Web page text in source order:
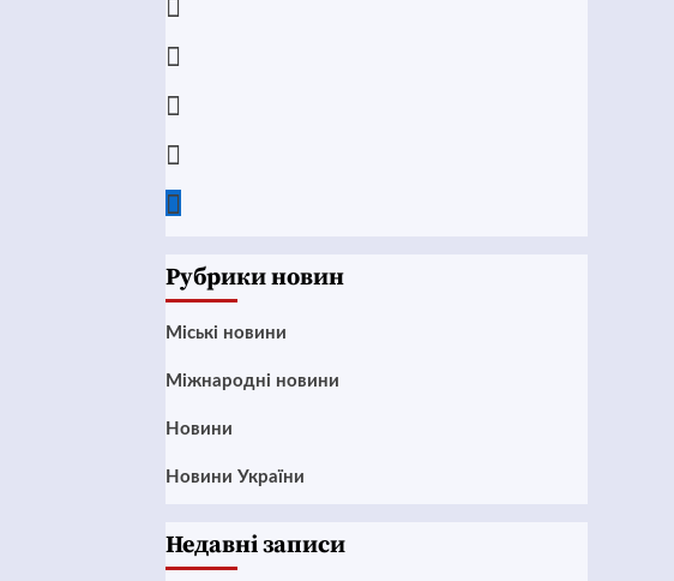
Рубрики новин
Mіські новини
Міжнародні новини
Новини
Новини України
Недавні записи